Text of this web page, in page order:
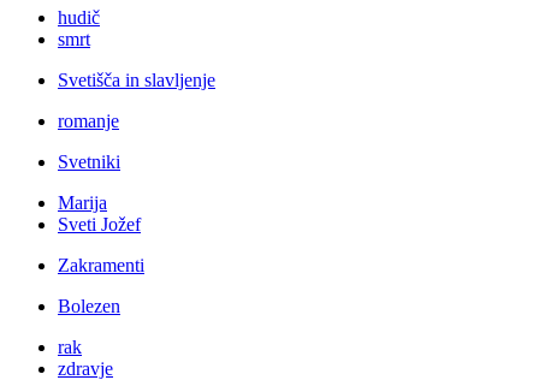
hudič
smrt
Svetišča in slavljenje
romanje
Svetniki
Marija
Sveti Jožef
Zakramenti
Bolezen
rak
zdravje